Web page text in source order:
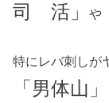
司 活」や
特にレバ刺しが
「男体山」